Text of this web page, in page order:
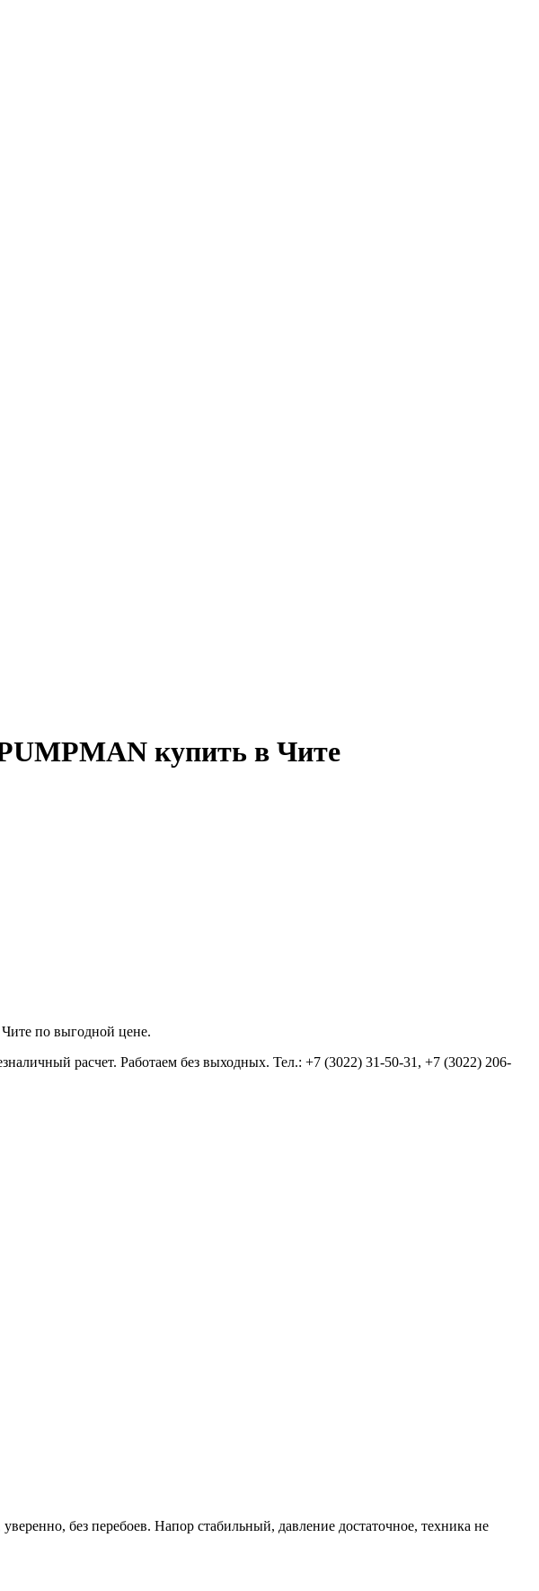
купить в Чите
по выгодной цене.
расчет. Работаем без выходных. Тел.: +7 (3022) 31-50-31, +7 (3022) 206-
без перебоев. Напор стабильный, давление достаточное, техника не